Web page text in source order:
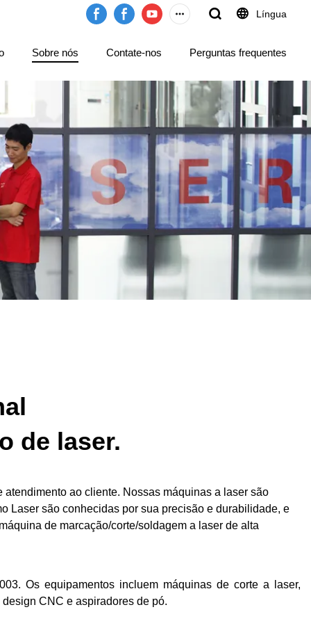
Língua
Sobre nós Contate-nos Perguntas frequentes
de laser.
ao cliente. Nossas máquinas a laser são
Laser são conhecidas por sua precisão e durabilidade, e
de marcação/corte/soldagem a laser de alta
Os equipamentos incluem máquinas de corte a laser,
CNC e aspiradores de pó.